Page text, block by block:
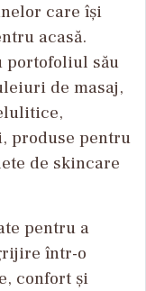
care își
acasă.
portofoliul său
de masaj,
produse pentru
de skincare
pentru a
într-o
confort și